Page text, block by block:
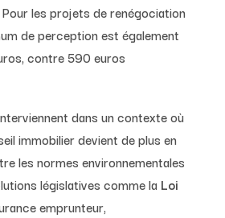
les projets de renégociation
de perception est également
contre 590 euros
dans un contexte où
immobilier devient de plus en
les normes environnementales
législatives comme la Loi
emprunteur,